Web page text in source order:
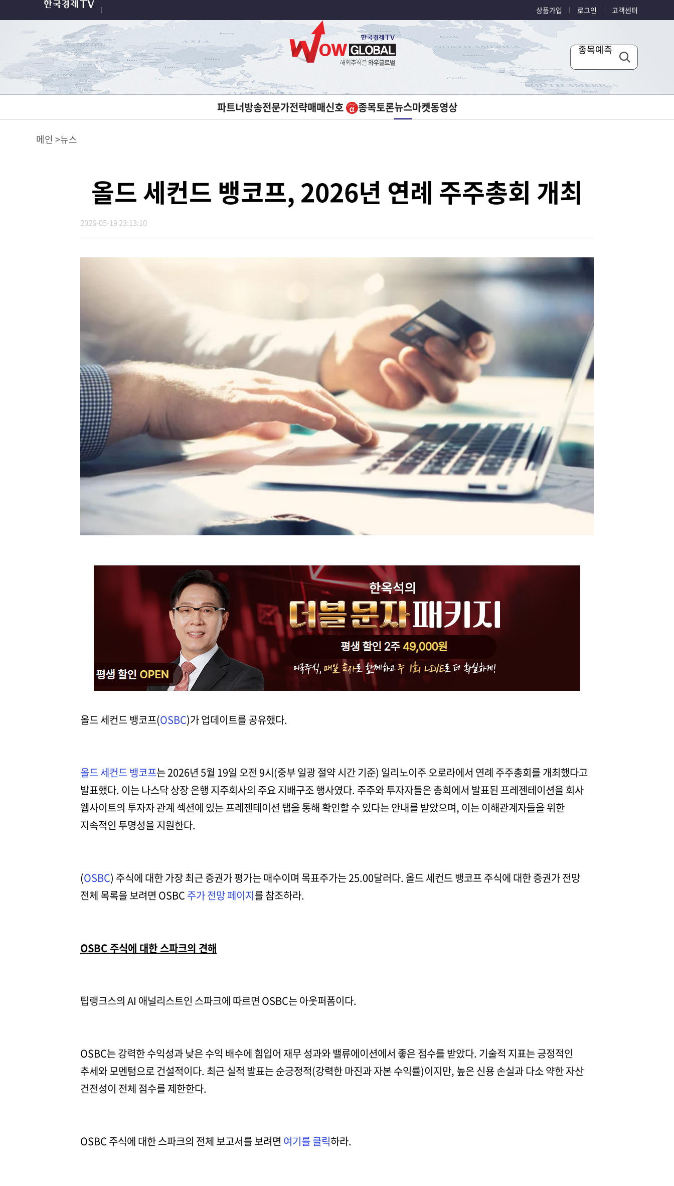
상품가입 로그인 고객센터
종목예측
파트너방송전문가전략매매신호 종목토론뉴스마켓동영상
메인 뉴스
올드 세컨드 뱅코프, 2026년 연례 주주총회 개최
2026-05-19 23:13:10
올드 세컨드 뱅코프(OSBC)가 업데이트를 공유했다.
올드 세컨드 뱅코프는 2026년 5월 19일 오전 9시(중부 일광 절약 시간 기준) 일리노이주 오로라에서 연례 주주총회를 개최했다고
발표했다. 이는 나스닥 상장 은행 지주회사의 주요 지배구조 행사였다. 주주와 투자자들은 총회에서 발표된 프레젠테이션을 회사
웹사이트의 투자자 관계 섹션에 있는 프레젠테이션 탭을 통해 확인할 수 있다는 안내를 받았으며, 이는 이해관계자들을 위한
지속적인 투명성을 지원한다.
(OSBC) 주식에 대한 가장 최근 증권가 평가는 매수이며 목표주가는 25.00달러다. 올드 세컨드 뱅코프 주식에 대한 증권가 전망
전체 목록을 보려면 OSBC 주가 전망 페이지를 참조하라.
OSBC 주식에 대한 스파크의 견해
팁랭크스의 AI 애널리스트인 스파크에 따르면 OSBC는 아웃퍼폼이다.
OSBC는 강력한 수익성과 낮은 수익 배수에 힘입어 재무 성과와 밸류에이션에서 좋은 점수를 받았다. 기술적 지표는 긍정적인
추세와 모멘텀으로 건설적이다. 최근 실적 발표는 순긍정적(강력한 마진과 자본 수익률)이지만, 높은 신용 손실과 다소 약한 자산
건전성이 전체 점수를 제한한다.
OSBC 주식에 대한 스파크의 전체 보고서를 보려면 여기를 클릭하라.